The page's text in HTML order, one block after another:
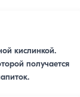
кислинкой.
получается